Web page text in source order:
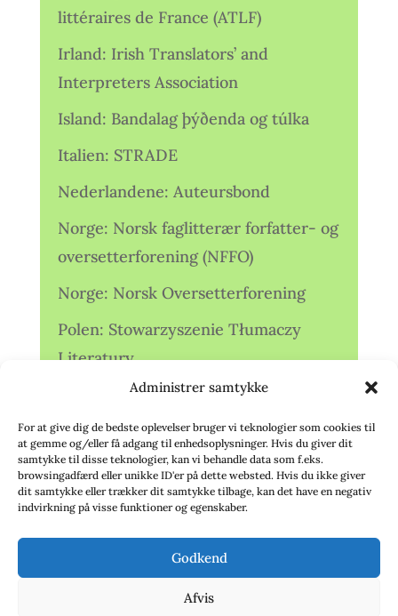
Administrer samtykke
For at give dig de bedste oplevelser bruger vi teknologier som cookies til
at gemme og/eller få adgang til enhedsoplysninger. Hvis du giver dit
samtykke til disse teknologier, kan vi behandle data som f.eks.
browsingadfærd eller unikke ID'er på dette websted. Hvis du ikke giver
dit samtykke eller trækker dit samtykke tilbage, kan det have en negativ
indvirkning på visse funktioner og egenskaber.
Godkend
Afvis
littéraires de France (ATLF)
Irland: Irish Translators’ and
Interpreters Association
Island: Bandalag þýðenda og túlka
Italien: STRADE
Nederlandene: Auteursbond
Norge: Norsk faglitterær forfatter- og
oversetterforening (NFFO)
Norge: Norsk Oversetterforening
Polen: Stowarzyszenie Tłumaczy
Literatury
Storbritannien: Translators
Association (TA)
Sverige: Översättarsektionen (Ö.)
Sverige: Översättarcentrum (ÖC)
deutschsprachiger Übersetzer (VdÜ)